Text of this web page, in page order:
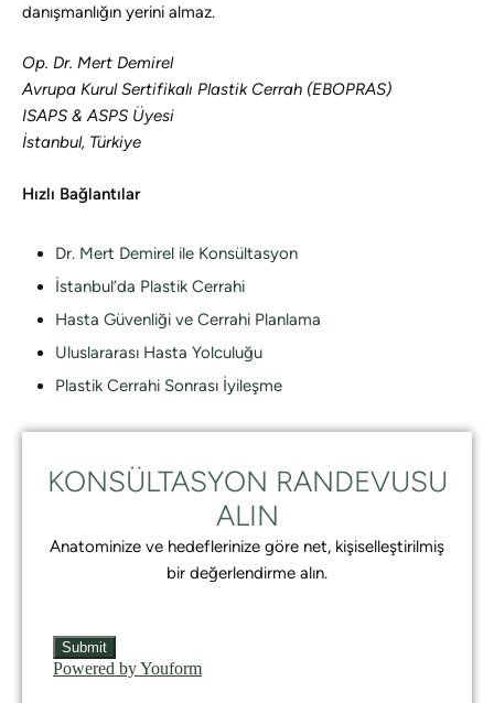
danışmanlığın yerini almaz.
Op. Dr. Mert Demirel
Avrupa Kurul Sertifikalı Plastik Cerrah (EBOPRAS)
ISAPS & ASPS Üyesi
İstanbul, Türkiye
Hızlı Bağlantılar
Dr. Mert Demirel ile Konsültasyon
İstanbul’da Plastik Cerrahi
Hasta Güvenliği ve Cerrahi Planlama
Uluslararası Hasta Yolculuğu
Plastik Cerrahi Sonrası İyileşme
KONSÜLTASYON RANDEVUSU
ALIN
Anatominize ve hedeflerinize göre net, kişiselleştirilmiş
bir değerlendirme alın.